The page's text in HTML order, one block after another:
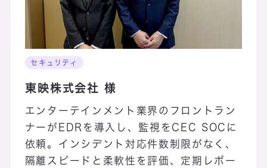
セキュリティ
東映株式会社 様
エンターテインメント業界のフロントラン
ナーがEDRを導入し、監視をCEC SOCに
依頼。インシデント対応件数制限がなく、
隔離スピードと柔軟性を評価、定期レポー